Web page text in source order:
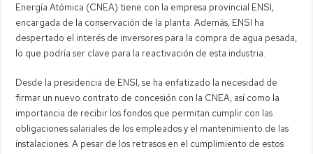
Energía Atómica (CNEA) tiene con la empresa provincial ENSI,
encargada de la conservación de la planta. Además, ENSI ha
despertado el interés de inversores para la compra de agua pesada,
lo que podría ser clave para la reactivación de esta industria.
Desde la presidencia de ENSI, se ha enfatizado la necesidad de
firmar un nuevo contrato de concesión con la CNEA, así como la
importancia de recibir los fondos que permitan cumplir con las
obligaciones salariales de los empleados y el mantenimiento de las
instalaciones. A pesar de los retrasos en el cumplimiento de estos